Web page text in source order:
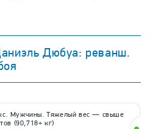
Дюбуа: реванш.
Мужчины. Тяжелый вес — свыше
(90,718+ кг)